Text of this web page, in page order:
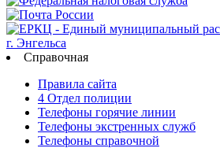
Справочная
Правила сайта
4 Отдел полиции
Телефоны горячие линии
Телефоны экстренных служб
Телефоны справочной